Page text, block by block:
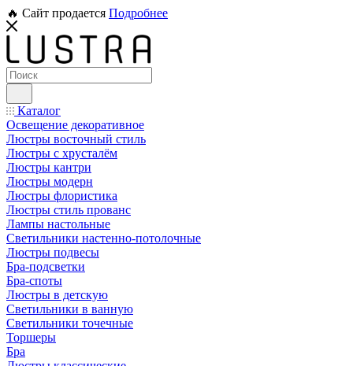
🔥 Сайт продается Подробнее
Каталог
Освещение декоративное
Люстры восточный стиль
Люстры с хрусталём
Люстры кантри
Люстры модерн
Люстры флористика
Люстры стиль прованс
Лампы настольные
Светильники настенно-потолочные
Люстры подвесы
Бра-подсветки
Бра-споты
Люстры в детскую
Светильники в ванную
Светильники точечные
Торшеры
Бра